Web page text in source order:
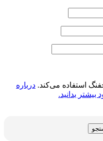
استفاده می‌کند. درباره
بدانید.